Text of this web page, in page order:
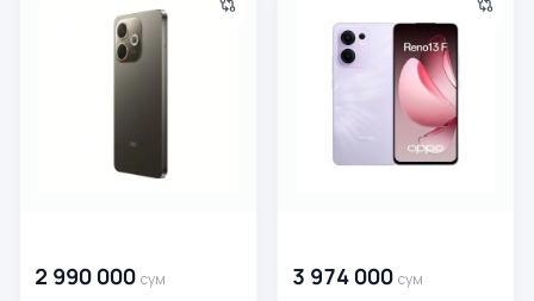
2 990 000 сум 3 974 000 сум